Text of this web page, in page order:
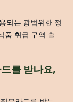
되는 광범위한 정
품 취급 구역 출
를 받나요,